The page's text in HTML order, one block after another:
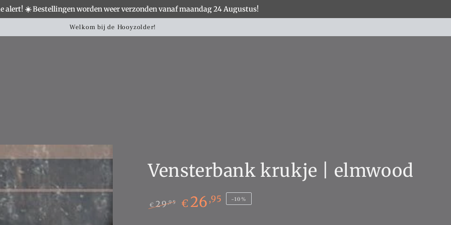
alert! ☀️ Bestellingen worden weer verzonden vanaf maandag 24 Augustus!
Landelijke woondecoratie shop je hier!
WOONACCESSOIRES VERLICHTING MEUBELS COLLECTIES
Vensterbank krukje | elmwood
€ 29,95 € 26 ,95 –10%